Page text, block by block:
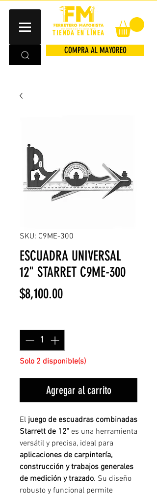
TIENDA EN LÍNEA
COMPRA AL MAYOREO
SKU: C9ME-300
ESCUADRA UNIVERSAL
12" STARRET C9ME-300
$8,100.00Precio
Solo 2 disponible(s)
Agregar al carrito
El juego de escuadras combinadas
Starrett de 12" es una herramienta
versátil y precisa, ideal para
aplicaciones de carpintería,
construcción y trabajos generales
de medición y trazado. Su diseño
robusto y funcional permite